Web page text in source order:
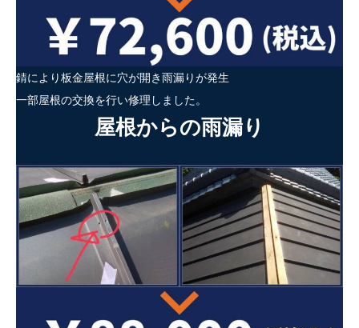
錆により板金屋根に穴が開き雨漏りが発生
一部屋根の交換を行い修理しました。
屋根からの雨漏り